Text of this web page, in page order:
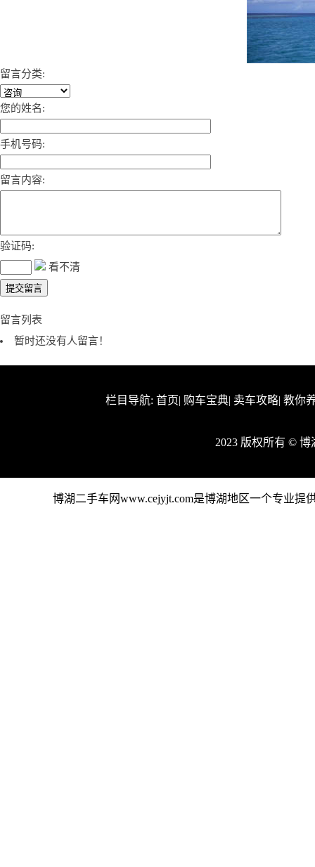
留言分类:
您的姓名:
手机号码:
留言内容:
验证码:
看不清
留言列表
暂时还没有人留言！
栏目导航: 首页| 购车宝典| 卖车攻略| 教你
2023 版权所有 ©
博湖二手车网www.cejyjt.com是博湖地区一个专业